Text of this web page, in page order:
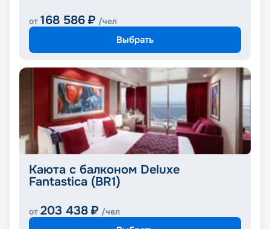
от 168 586 ₽ /чел
Выбрать
Каюта с балконом Deluxe
Fantastica (BR1)
от 203 438 ₽ /чел